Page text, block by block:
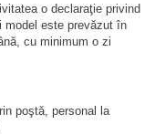
o declaraţie privind
model este prevăzut în
cu minimum o zi
poştă, personal la